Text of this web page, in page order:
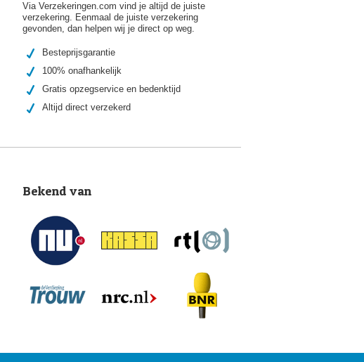
Via Verzekeringen.com vind je altijd de juiste
verzekering. Eenmaal de juiste verzekering
gevonden, dan helpen wij je direct op weg.
Besteprijsgarantie
100% onafhankelijk
Gratis opzegservice en bedenktijd
Altijd direct verzekerd
Bekend van